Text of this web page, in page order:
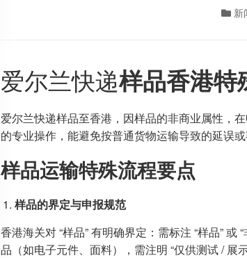
新
爱尔兰快递样品香港特
爱尔兰快递样品至香港，因样品的非商业属性，
的专业操作，能避免按普通货物运输导致的延误或
样品运输特殊流程要点
样品的界定与申报规范
香港海关对 “样品” 有明确界定：需标注 “样品”
品（如电子元件、面料），需注明 “仅供测试 / 展